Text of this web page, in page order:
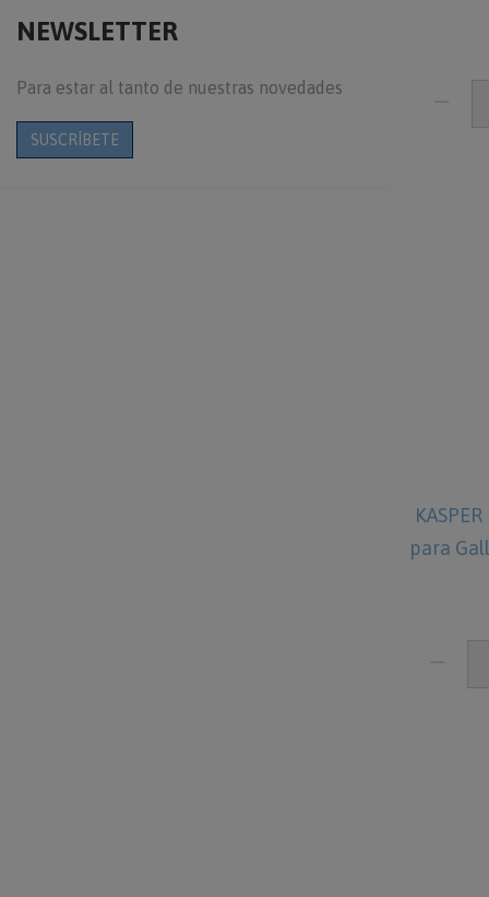
NEWSLETTER
Para estar al tanto de nuestras novedades
SUSCRÍBETE
para